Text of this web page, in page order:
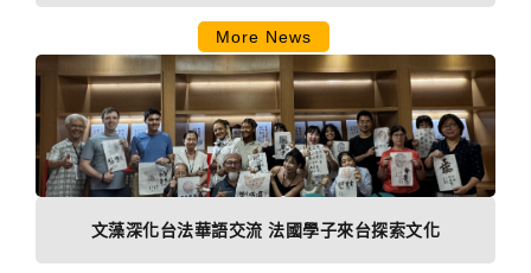
More News
文藻深化台法華語交流 法國學子來台探索文化